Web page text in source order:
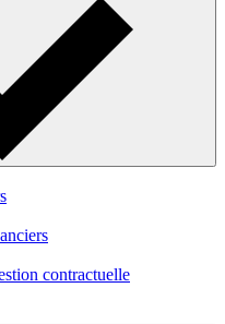
contractuelle